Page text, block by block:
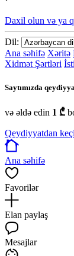
Daxil olun və ya
Dil:
Ana səhifə Xəritə
Xidmət Şərtləri
Saytımızda
və əldə edin 1 ₾
Qeydiyyatdan
Ana səhifə
Favorilər
Elan paylaş
Mesajlar